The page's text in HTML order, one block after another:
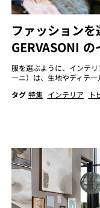
ファッションを
GERVASONI
服を選ぶように、インテ
ーニ）は、生地やディテ
タグ 特集 インテリア
ト